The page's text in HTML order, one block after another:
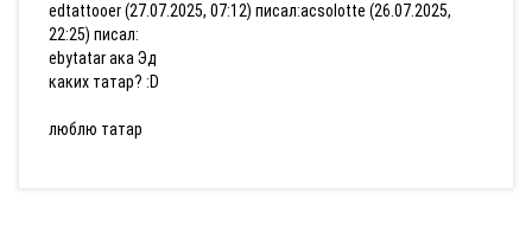
edtattooer (27.07.2025, 07:12) писал:acsolotte (26.07.2025,
22:25) писал:
ebytatar ака Эд
каких татар? :D
люблю татар